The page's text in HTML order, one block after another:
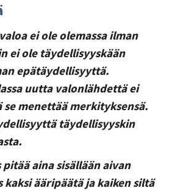
ei ole olemassa ilman
ei ole täydellisyyskään
epätäydellisyyttä.
uutta valonlähdettä ei
menettää merkityksensä.
täydellisyyskin
aina sisällään aivan
kaksi ääripäätä ja kaiken siltä